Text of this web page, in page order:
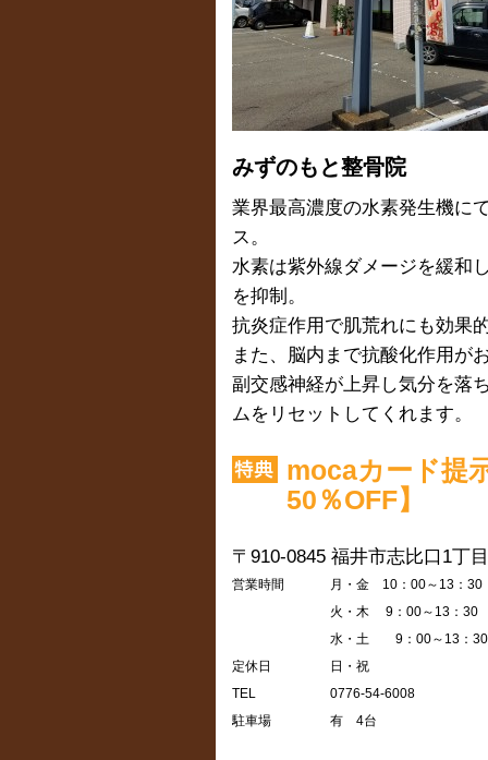
みずのもと整骨院
業界最高濃度の水素発生機に
ス。
水素は紫外線ダメージを緩和
を抑制。
抗炎症作用で肌荒れにも効果
また、脳内まで抗酸化作用が
副交感神経が上昇し気分を落
ムをリセットしてくれます。
mocaカード提
50％OFF】
〒910-0845 福井市志比口1丁
営業時間
月・金 10：00～13：
火・木 9：00～13：30
水・土 9：00～13：30
定休日
日・祝
TEL
0776-54-6008
駐車場
有 4台